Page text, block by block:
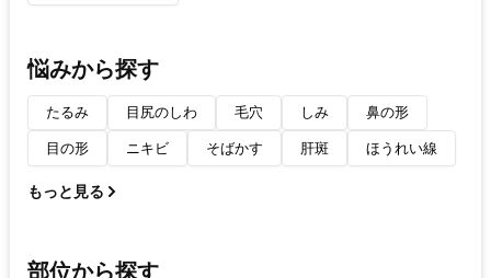
悩みから探す
たるみ 目尻のしわ 毛穴 しみ 鼻の形
目の形 ニキビ そばかす 肝斑 ほうれい線
もっと見る
部位から探す